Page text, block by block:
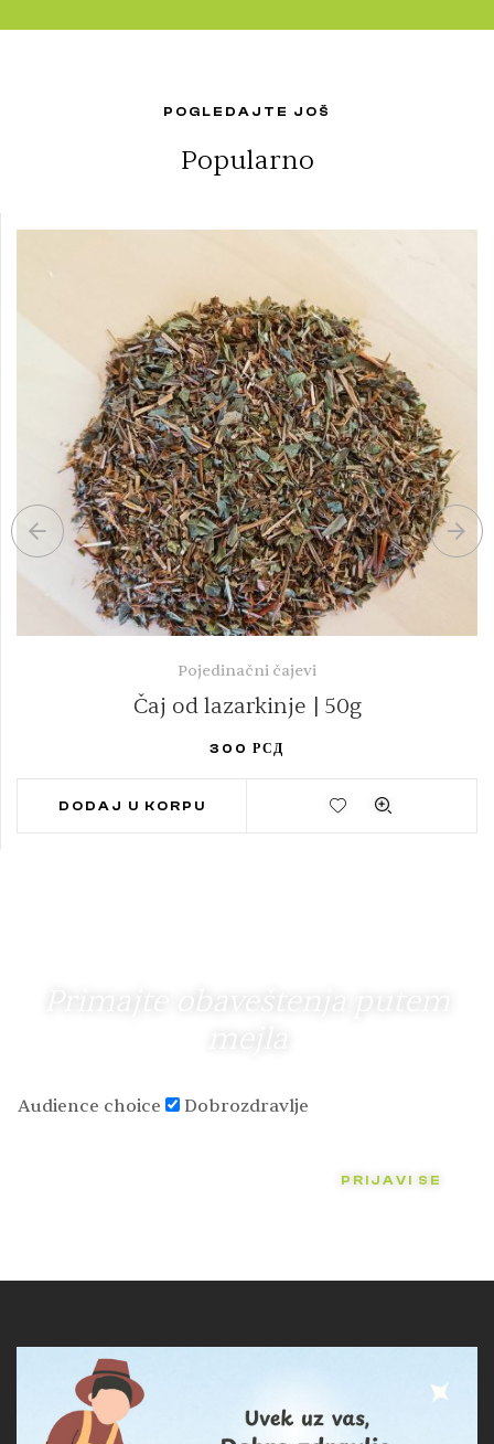
POGLEDAJTE JOŠ
Popularno
Pojedinačni čajevi
Čaj od lazarkinje | 50g
300 РСД
DODAJ U KORPU
Audience choice Dobrozdravlje
PRIJAVI SE